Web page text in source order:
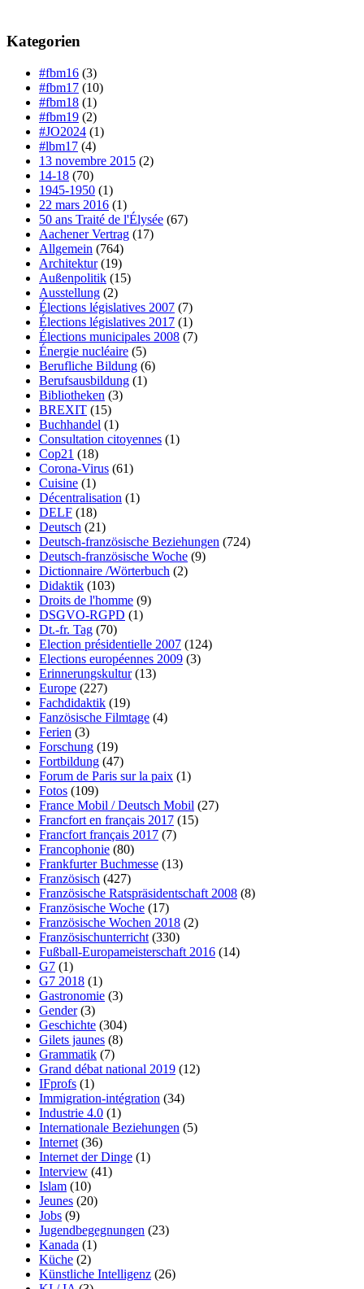
Kategorien
#fbm16 (3)
#fbm17 (10)
#fbm18 (1)
#fbm19 (2)
#JO2024 (1)
#lbm17 (4)
13 novembre 2015 (2)
14-18 (70)
1945-1950 (1)
22 mars 2016 (1)
50 ans Traité de l'Élysée (67)
Aachener Vertrag (17)
Allgemein (764)
Architektur(19)
Außenpolitik (15)
Ausstellung (2)
Élections législatives 2007 (7)
Élections législatives 2017 (1)
Élections municipales 2008 (7)
Énergie nucléaire (5)
Berufliche Bildung (6)
Berufsausbildung (1)
Bibliotheken (3)
BREXIT (15)
Buchhandel (1)
Consultation citoyennes (1)
Cop21 (18)
Corona-Virus (61)
Cuisine (1)
Décentralisation (1)
DELF (18)
Deutsch (21)
Deutsch-französische Beziehungen (724)
Deutsch-französische Woche (9)
Dictionnaire /Wörterbuch (2)
Didaktik (103)
Droits de l'homme (9)
DSGVO-RGPD (1)
Dt.-fr. Tag (70)
Election présidentielle 2007 (124)
Elections européennes 2009 (3)
Erinnerungskultur(13)
Europe (227)
Fachdidaktik (19)
Fanzösische Filmtage (4)
Ferien (3)
Forschung (19)
Fortbildung (47)
Forum de Paris sur la paix (1)
Fotos (109)
France Mobil / Deutsch Mobil (27)
Francfort en français 2017 (15)
Francfort français 2017 (7)
Francophonie (80)
Frankfurter Buchmesse (13)
Französisch (427)
Französische Ratspräsidentschaft 2008 (8)
Französische Woche (17)
Französische Wochen 2018 (2)
Französischunterricht (330)
Fußball-Europameisterschaft 2016 (14)
G7 (1)
G7 2018 (1)
Gastronomie (3)
Gender(3)
Geschichte (304)
Gilets jaunes (8)
Grammatik (7)
Grand débat national 2019 (12)
IFprofs (1)
Immigration-intégration (34)
Industrie 4.0 (1)
Internationale Beziehungen (5)
Internet (36)
Internet der Dinge (1)
Interview (41)
Islam (10)
Jeunes (20)
Jobs (9)
Jugendbegegnungen (23)
Kanada (1)
Küche (2)
Künstliche Intelligenz (26)